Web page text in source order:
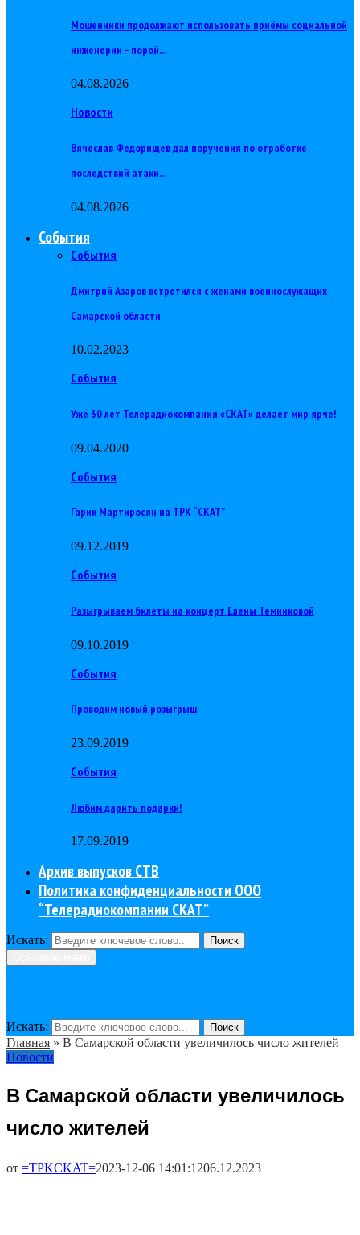
Мошенники продолжают использовать приёмы социальной
инженерии – порой…
04.08.2026
Новости
Вячеслав Федорищев дал поручения по отработке
последствий атаки…
04.08.2026
События
События
Дмитрий Азаров встретился с женами военнослужащих
Самарской области
10.02.2023
События
Уже 30 лет Телерадиокомпания «СКАТ» делает мир ярче!
09.04.2020
События
Гарик Мартиросян на ТРК “СКАТ”
09.12.2019
События
Разыгрываем билеты на концерт Елены Темниковой
09.10.2019
События
Проводим новый розыгрыш
23.09.2019
События
Любим дарить подарки!
17.09.2019
Архив выпусков СТВ
Политика конфиденциальности ООО
“Телерадиокомпании СКАТ”
Искать:
Поиск
Искать: Поиск
Главная » В Самарской области увеличилось число жителей
Новости
В Самарской области увеличилось
число жителей
от =TPKCKAT=2023-12-06 14:01:1206.12.2023